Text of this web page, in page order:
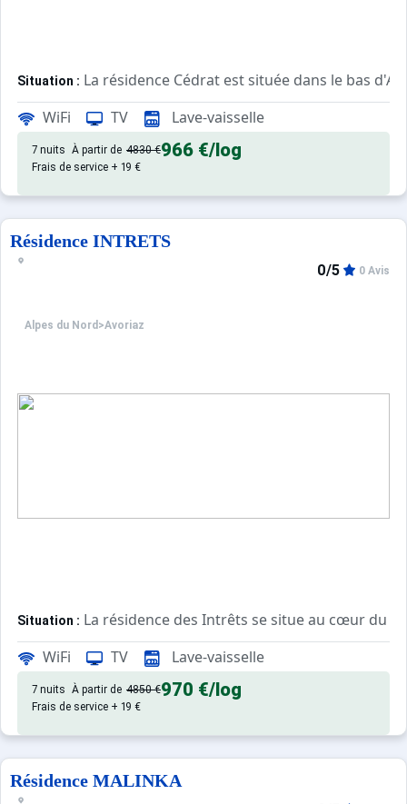
Situation : La résidence Cédrat est située dans le bas
Cette résidence de 90 appartements propose des
Le bâtiment construit à flanc de montagne dispose
La résidence Cédrat est à proximité immédiate du
Confortable et agréable, ce
WiFi TV Lave-vaisselle
7 nuits À partir de 4830 €966 €/log
Frais de service + 19 €
Résidence INTRETS
Alpes du Nord >Avoriaz
0/5 0 Avis
Situation : La résidence des Intrêts se situe au cœur du
La résidence offre un cadre propice aux vacanciers
Les commerces aux pieds de la résidence sont
Le domaine skiable peut être facilement rejoint par
Confortable et agréable, ce
WiFi TV Lave-vaisselle
7 nuits À partir de 4850 €970 €/log
Frais de service + 19 €
Résidence MALINKA